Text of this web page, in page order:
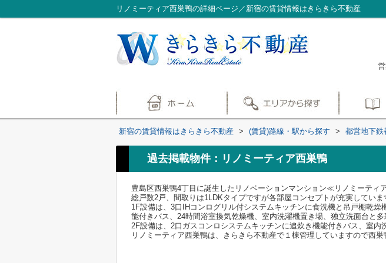
リノミーティア西巣鴨の詳細ページ／新宿の賃貸情報はきらきら不動産
新宿の賃貸情報はきらきら不動産 > (賃貸)路線・駅から探す > 都営地下鉄
過去掲載物件：リノミーティア西巣鴨
豊島区西巣鴨4丁目に誕生したリノベーションマンション≪リノミーティ
総戸数2戸、間取りは1LDKタイプですが各部屋コンセプトが充実していま
1F設備は、3口IHコンログリル付システムキッチンに食洗機と吊戸棚乾
能付きバス、24時間浴室換気乾燥機、室内洗濯機置き場、独立洗面台と多
2F設備は、2口ガスコンロシステムキッチンに追炊き機能付きバス、室内
リノミーティア西巣鴨は、きらきら不動産で１棟管理していますので西